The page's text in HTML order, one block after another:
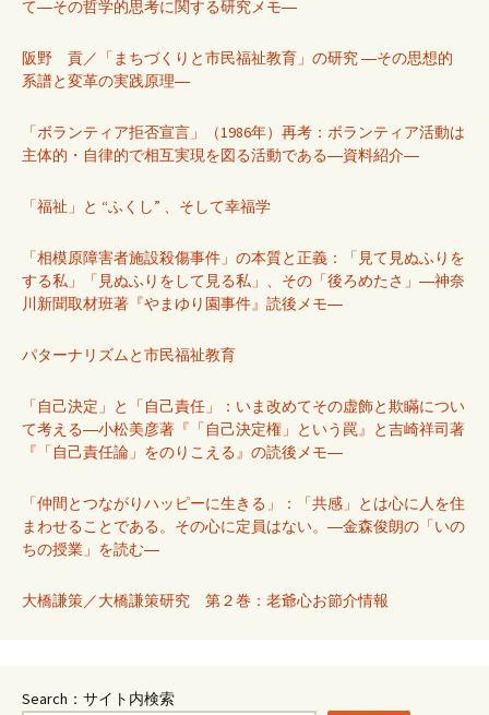
て―その哲学的思考に関する研究メモ―
阪野 貢／「まちづくりと市民福祉教育」の研究 ―その思想的
系譜と変革の実践原理―
「ボランティア拒否宣言」（1986年）再考：ボランティア活動は
主体的・自律的で相互実現を図る活動である―資料紹介―
「福祉」と “ふくし” 、そして幸福学
「相模原障害者施設殺傷事件」の本質と正義：「見て見ぬふりを
する私」「見ぬふりをして見る私」、その「後ろめたさ」―神奈
川新聞取材班著『やまゆり園事件』読後メモ―
パターナリズムと市民福祉教育
「自己決定」と「自己責任」：いま改めてその虚飾と欺瞞につい
て考える―小松美彦著『「自己決定権」という罠』と吉崎祥司著
『「自己責任論」をのりこえる』の読後メモ―
「仲間とつながりハッピーに生きる」：「共感」とは心に人を住
まわせることである。その心に定員はない。―金森俊朗の「いの
ちの授業」を読む―
大橋謙策／大橋謙策研究 第２巻：老爺心お節介情報
Search：サイト内検索